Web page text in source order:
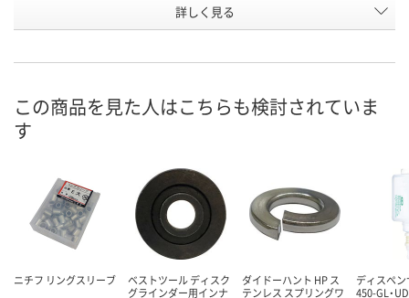
M12
号
お届け日
カゴへ
数量
カゴへ カ
詳しく見る
この商品を見た人はこちらも検討されていま
す
ニチフ リングスリーブ
ベストツール ディスク
グラインダー用インナ
ダイドーハント HP ス
テンレス スプリングワ
ディスペ
450-GL・